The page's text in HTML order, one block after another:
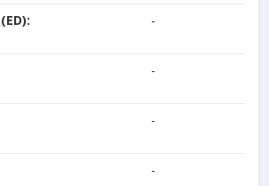
-
-
-
-